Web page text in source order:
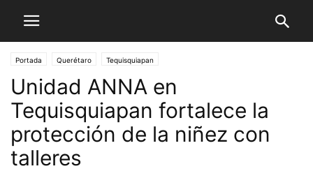
Portada Querétaro Tequisquiapan
Unidad ANNA en
Tequisquiapan fortalece la
protección de la niñez con
talleres